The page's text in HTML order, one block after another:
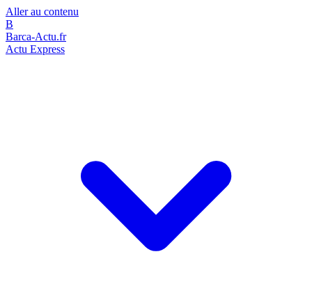
Aller au contenu
B
Barca-Actu.fr
Actu Express